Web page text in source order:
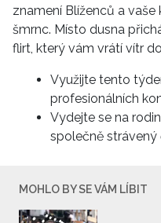
znamení Blíženců a
šmrnc. Místo dusna
flirt, který vám vrátí vítr
Využijte tento
profesionálních
Vydejte se na
společně strávený
MOHLO BY SE VÁM LÍBIT